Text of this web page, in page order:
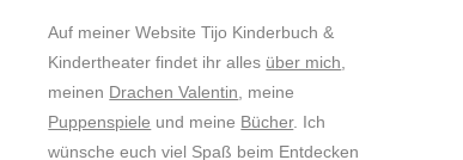
Auf meiner Website Tijo Kinderbuch &
Kindertheater findet ihr alles über mich
meinen Drachen Valentin , meine
Puppenspiele und meine Bücher. Ich
wünsche euch viel Spaß beim Entdecken